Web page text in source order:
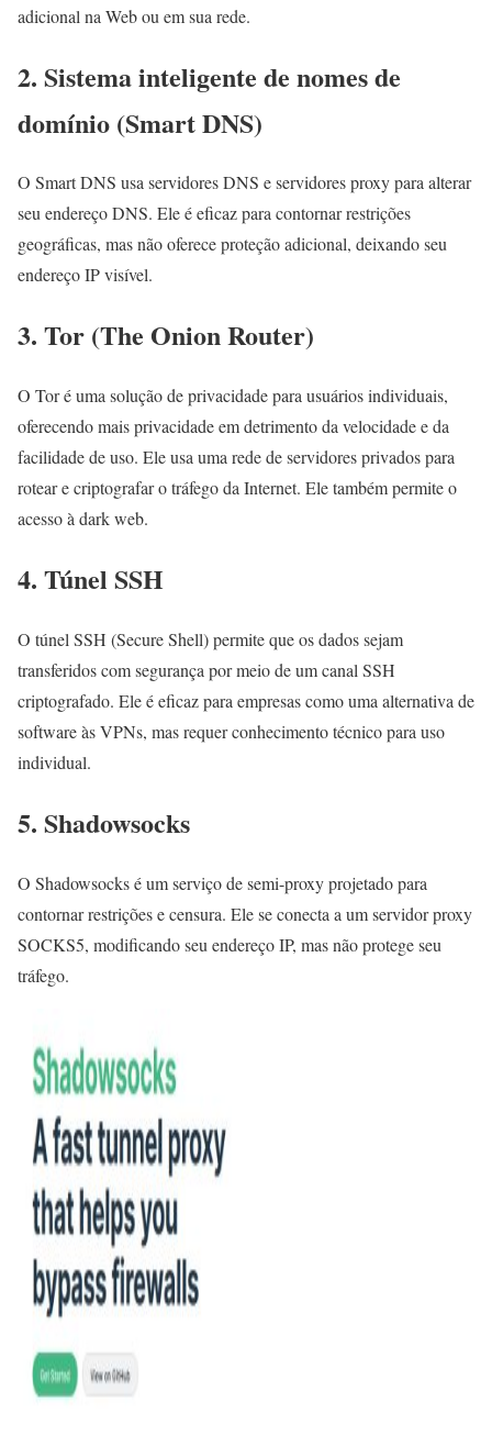
adicional na Web ou em sua rede.
2. Sistema inteligente de nomes de
domínio (Smart DNS)
O Smart DNS usa servidores DNS e servidores proxy para alterar
seu endereço DNS. Ele é eficaz para contornar restrições
geográficas, mas não oferece proteção adicional, deixando seu
endereço IP visível.
3. Tor (The Onion Router)
O Tor é uma solução de privacidade para usuários individuais,
oferecendo mais privacidade em detrimento da velocidade e da
facilidade de uso. Ele usa uma rede de servidores privados para
rotear e criptografar o tráfego da Internet. Ele também permite o
acesso à dark web.
4. Túnel SSH
O túnel SSH (Secure Shell) permite que os dados sejam
transferidos com segurança por meio de um canal SSH
criptografado. Ele é eficaz para empresas como uma alternativa de
software às VPNs, mas requer conhecimento técnico para uso
individual.
5. Shadowsocks
O Shadowsocks é um serviço de semi-proxy projetado para
contornar restrições e censura. Ele se conecta a um servidor proxy
SOCKS5, modificando seu endereço IP, mas não protege seu
tráfego.